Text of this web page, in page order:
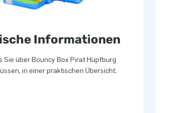
bei JB
Informationen
Sie über Bouncy Box Pirat Hüpfburg
in einer praktischen Übersicht.